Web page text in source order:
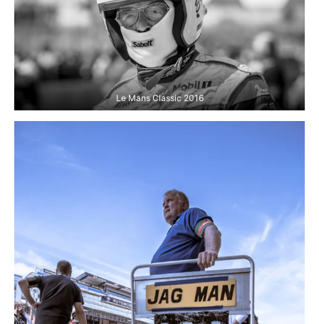
Le Mans Classic 2016